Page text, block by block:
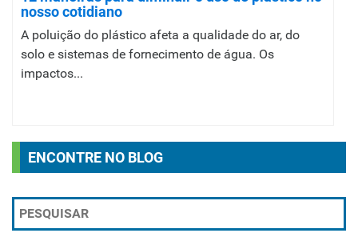
nosso cotidiano
A poluição do plástico afeta a qualidade do ar, do
solo e sistemas de fornecimento de água. Os
impactos...
ENCONTRE NO BLOG